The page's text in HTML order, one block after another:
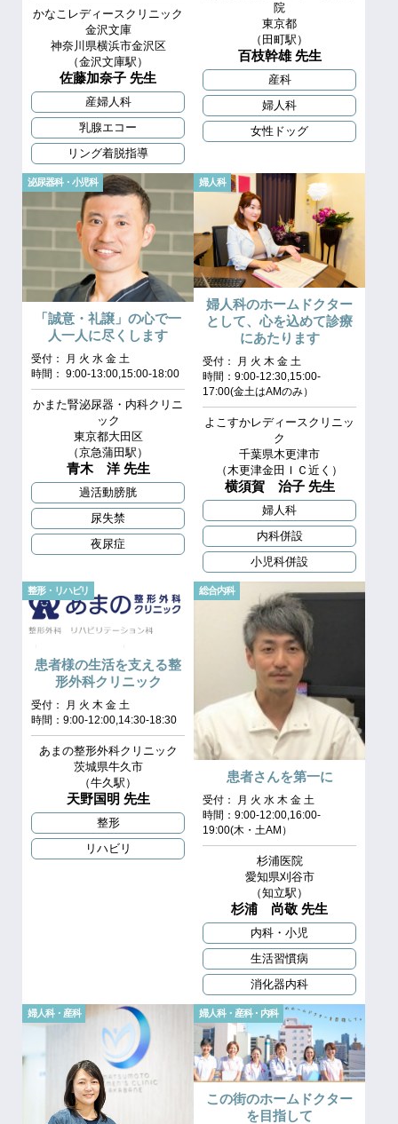
かなこレディースクリニック
金沢文庫
神奈川県横浜市金沢区
（金沢文庫駅）
佐藤加奈子 先生
産婦人科
乳腺エコー
リング着脱指導
院
東京都
（田町駅）
百枝幹雄 先生
産科
婦人科
女性ドッグ
泌尿器科・小児科
「誠意・礼譲」の心で一
人一人に尽くします
受付： 月 火 水 金 土
時間： 9:00-13:00,15:00-18:00
かまた腎泌尿器・内科クリニ
ック
東京都大田区
（京急蒲田駅）
青木 洋 先生
過活動膀胱
尿失禁
夜尿症
婦人科
婦人科のホームドクター
として、心を込めて診療
にあたります
受付： 月 火 木 金 土
時間：9:00-12:30,15:00-
17:00(金土はAMのみ）
よこすかレディースクリニッ
ク
千葉県木更津市
（木更津金田ＩＣ近く）
横須賀 治子 先生
婦人科
内科併設
小児科併設
整形・リハビリ
患者様の生活を支える整
形外科クリニック
受付： 月 火 木 金 土
時間：9:00-12:00,14:30-18:30
あまの整形外科クリニック
茨城県牛久市
（牛久駅）
天野国明 先生
整形
リハビリ
総合内科
患者さんを第一に
受付： 月 火 水 木 金 土
時間：9:00-12:00,16:00-
19:00(木・土AM）
杉浦医院
愛知県刈谷市
（知立駅）
杉浦 尚敬 先生
内科・小児
生活習慣病
消化器内科
婦人科・産科 婦人科・産科・内科
この街のホームドクター
を目指して